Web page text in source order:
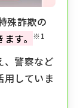
殊詐欺の
す。 ※1
、警察など
用していま